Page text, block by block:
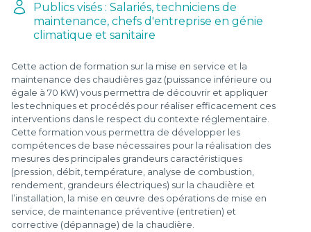
Publics visés : Salariés, techniciens de
maintenance, chefs d'entreprise en génie
climatique et sanitaire
Cette action de formation sur la mise en service et la
maintenance des chaudières gaz (puissance inférieure ou
égale à 70 KW) vous permettra de découvrir et appliquer
les techniques et procédés pour réaliser efficacement ces
interventions dans le respect du contexte réglementaire.
Cette formation vous permettra de développer les
compétences de base nécessaires pour la réalisation des
mesures des principales grandeurs caractéristiques
(pression, débit, température, analyse de combustion,
rendement, grandeurs électriques) sur la chaudière et
l’installation, la mise en œuvre des opérations de mise en
service, de maintenance préventive (entretien) et
corrective (dépannage) de la chaudière.